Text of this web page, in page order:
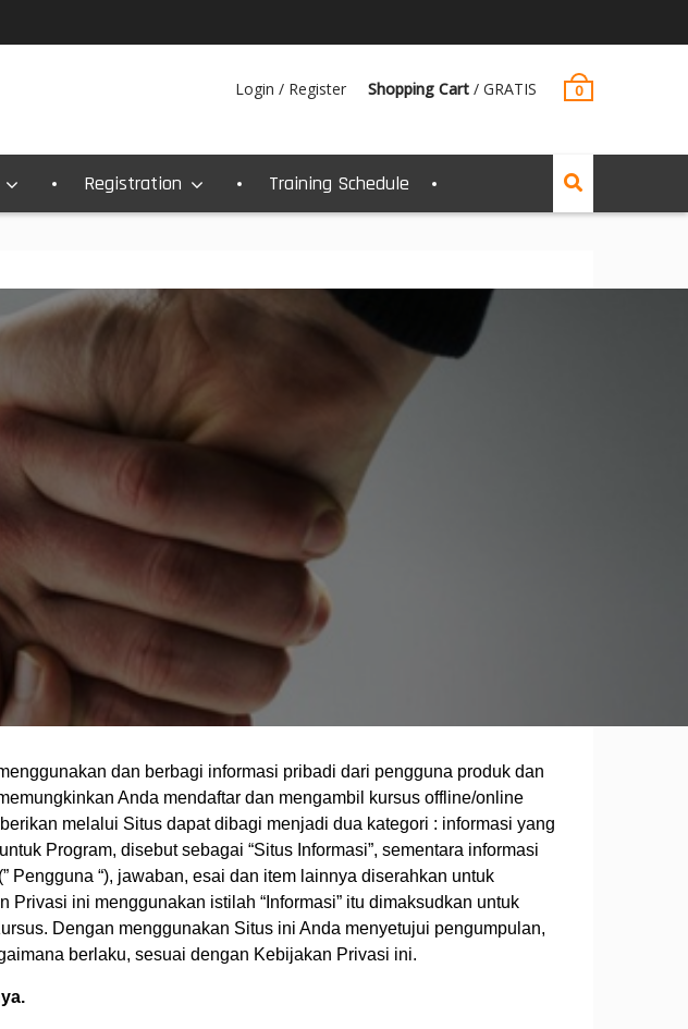
Login / Register Shopping Cart / GRATIS 0
Registration Training Schedule
dan berbagi informasi pribadi dari pengguna produk dan
Anda mendaftar dan mengambil kursus offline/online
melalui Situs dapat dibagi menjadi dua kategori : informasi yang
Program, disebut sebagai “Situs Informasi”, sementara informasi
Pengguna “), jawaban, esai dan item lainnya diserahkan untuk
ini menggunakan istilah “Informasi” itu dimaksudkan untuk
Dengan menggunakan Situs ini Anda menyetujui pengumpulan,
berlaku, sesuai dengan Kebijakan Privasi ini.